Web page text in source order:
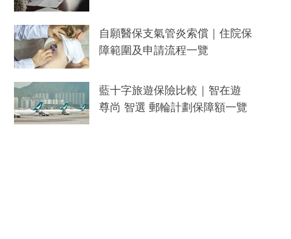
自願醫保支氣管炎索償｜住院保
障範圍及申請流程一覽
藍十字旅遊保險比較｜智在遊
尊尚 智選 郵輪計劃保障額一覽